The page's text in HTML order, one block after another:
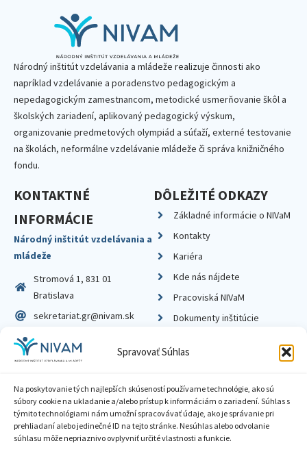
Spravovať Súhlas
Na poskytovanie tých najlepších skúseností používame technológie, ako sú
súbory cookie na ukladanie a/alebo prístup k informáciám o zariadení. Súhlas s
týmito technológiami nám umožní spracovávať údaje, ako je správanie pri
prehliadaní alebo jedinečné ID na tejto stránke. Nesúhlas alebo odvolanie
súhlasu môže nepriaznivo ovplyvniť určité vlastnosti a funkcie.
Národný inštitút vzdelávania a mládeže realizuje činnosti ako
napríklad vzdelávanie a poradenstvo pedagogickým a
nepedagogickým zamestnancom, metodické usmerňovanie škôl a
školských zariadení, aplikovaný pedagogický výskum,
organizovanie predmetových olympiád a súťaží, externé testovanie
na školách, neformálne vzdelávanie mládeže či správa knižničného
fondu.
KONTAKTNÉ
INFORMÁCIE
Národný inštitút vzdelávania a
mládeže
Stromová 1, 831 01
Bratislava
sekretariat.gr@nivam.sk
IČO: 00164348
DIČ: 2020798714
DÔLEŽITÉ ODKAZY
Základné informácie o NIVaM
Kontakty
Kariéra
Kde nás nájdete
Pracoviská NIVaM
Dokumenty inštitúcie
Zásady ochrany súkromia